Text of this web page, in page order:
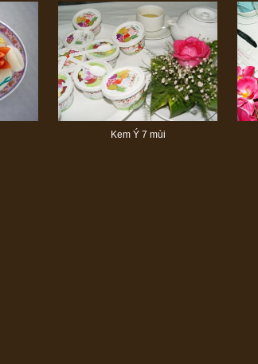
Kem Ý 7 mùi